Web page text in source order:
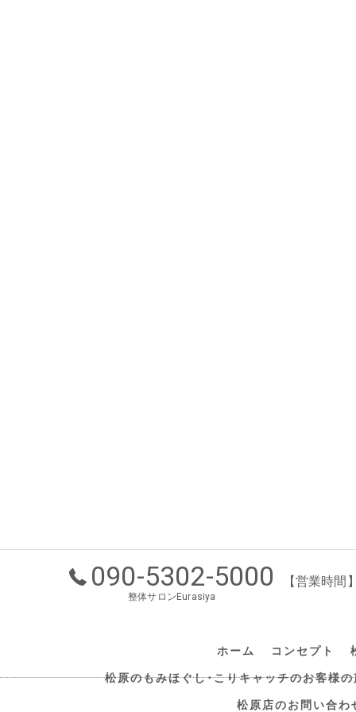
090-5302-5000
整体サロンEurasiya
【営業時間
ホーム コンセプト
松原のもみほぐし･こりキャッチのお客様の
松原店のお問い合わ